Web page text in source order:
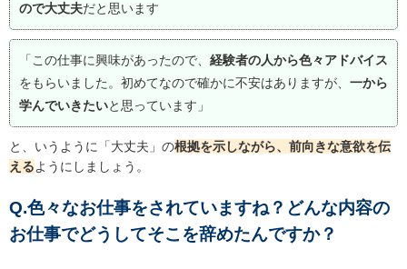
ので大丈夫だと思います
「この仕事に興味があったので、 経験者の人から色々アドバイス
をもらいました。初めてなので確かに不安はありますが、 一から
学んでいきたいと思っています」
と、いうように「大丈夫」の根拠を示しながら、前向きな意欲を伝
えるようにしましょう。
Q.色々なお仕事をされていますね？どんな内容の
お仕事でどうしてそこを辞めたんですか？